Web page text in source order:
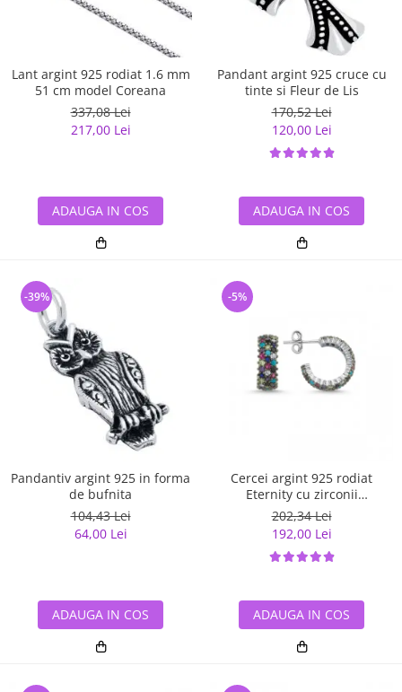
Lant argint 925 rodiat 1.6 mm
51 cm model Coreana
337,08 Lei
217,00 Lei
ADAUGA IN COS
Pandant argint 925 cruce cu
tinte si Fleur de Lis
170,52 Lei
120,00 Lei
ADAUGA IN COS
Pandantiv argint 925 in forma
de bufnita
104,43 Lei
64,00 Lei
-39%
ADAUGA IN COS
Cercei argint 925 rodiat
Eternity cu zirconii
multicolore ETU0028
202,34 Lei
192,00 Lei
-5%
ADAUGA IN COS